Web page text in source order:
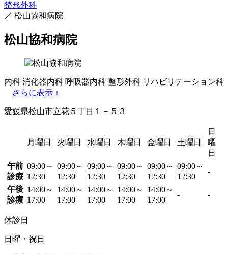
整形外科
／ 松山協和病院
松山協和病院
内科 消化器内科 呼吸器内科 整形外科 リハビリテーション科
さらに表示＋
愛媛県松山市立花５丁目１－５３
月曜日 火曜日 水曜日 木曜日 金曜日 土曜日
日
曜
日
午前
診療
09:00～
12:30
09:00～
12:30
09:00～
12:30
09:00～
12:30
09:00～
12:30
09:00～
12:30
-
午後
診療
14:00～
17:00
14:00～
17:00
14:00～
17:00
14:00～
17:00
14:00～
17:00
- -
休診日
日曜・祝日